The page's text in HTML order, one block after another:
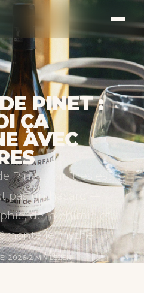
PINET :
ÇA
AVEC
Pinet + huîtres est
pas un hasard —
de la chimie et
le mythe.
2026·2 MIN LEZEN